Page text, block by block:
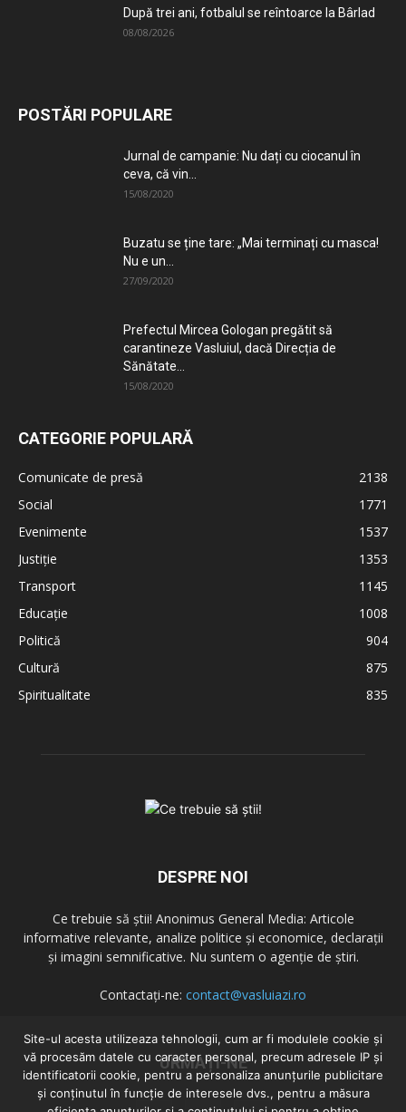
După trei ani, fotbalul se reîntoarce la Bârlad
08/08/2026
POSTĂRI POPULARE
Jurnal de campanie: Nu dați cu ciocanul în
ceva, că vin...
15/08/2020
Buzatu se ține tare: „Mai terminați cu masca!
Nu e un...
27/09/2020
Prefectul Mircea Gologan pregătit să
carantineze Vasluiul, dacă Direcția de
Sănătate...
15/08/2020
CATEGORIE POPULARĂ
Comunicate de presă
2138
Social
1771
Evenimente
1537
Justiție
1353
Transport
1145
Educație
1008
Politică
904
Cultură
875
Spiritualitate
835
DESPRE NOI
Ce trebuie să știi! Anonimus General Media: Articole
informative relevante, analize politice și economice, declarații
și imagini semnificative. Nu suntem o agenție de știri.
Contactați-ne: contact@vasluiazi.ro
URMAȚI-NE
Site-ul acesta utilizeaza tehnologii, cum ar fi modulele cookie și
vă procesăm datele cu caracter personal, precum adresele IP și
identificatorii cookie, pentru a personaliza anunțurile publicitare
și conținutul în funcție de interesele dvs., pentru a măsura